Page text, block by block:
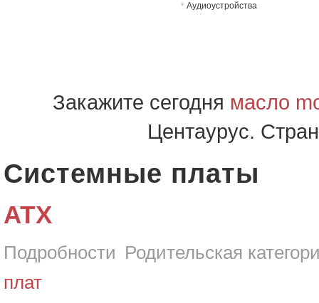
Аудиоустройства
Закажите сегодня масло
Центаурус.
Системные платы
ATX
Подробности Родительская
плат